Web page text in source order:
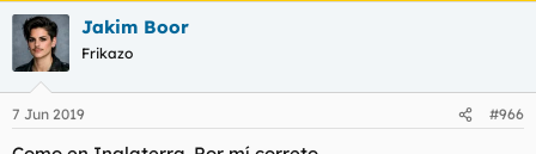
Jakim Boor
Frikazo
7 Jun 2019 #966